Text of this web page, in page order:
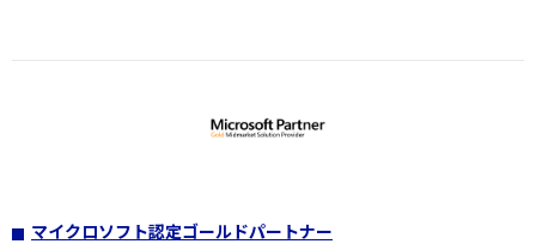
マイクロソフト認定ゴールドパートナー